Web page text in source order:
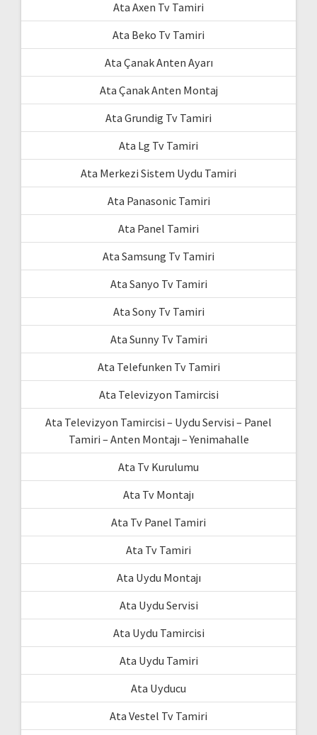
Ata Axen Tv Tamiri
Ata Beko Tv Tamiri
Ata Çanak Anten Ayarı
Ata Çanak Anten Montaj
Ata Grundig Tv Tamiri
Ata Lg Tv Tamiri
Ata Merkezi Sistem Uydu Tamiri
Ata Panasonic Tamiri
Ata Panel Tamiri
Ata Samsung Tv Tamiri
Ata Sanyo Tv Tamiri
Ata Sony Tv Tamiri
Ata Sunny Tv Tamiri
Ata Telefunken Tv Tamiri
Ata Televizyon Tamircisi
Ata Televizyon Tamircisi – Uydu Servisi – Panel
Tamiri – Anten Montajı – Yenimahalle
Ata Tv Kurulumu
Ata Tv Montajı
Ata Tv Panel Tamiri
Ata Tv Tamiri
Ata Uydu Montajı
Ata Uydu Servisi
Ata Uydu Tamircisi
Ata Uydu Tamiri
Ata Uyducu
Ata Vestel Tv Tamiri